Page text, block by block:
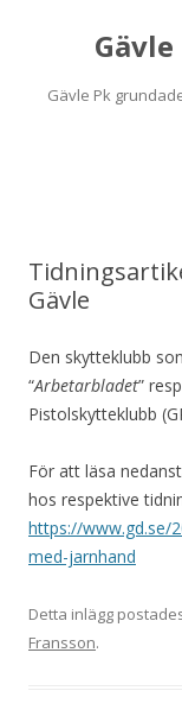
Gävle Pk
Gävle
Den skytteklubb
“Arbetarbladet”
Pistolskytteklubb
För att läsa
hos respektive
https://www.gd.se/
med-jarnhand
Detta inlägg
Fransson.